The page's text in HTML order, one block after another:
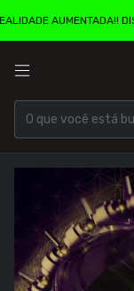
AUMENTADA!!